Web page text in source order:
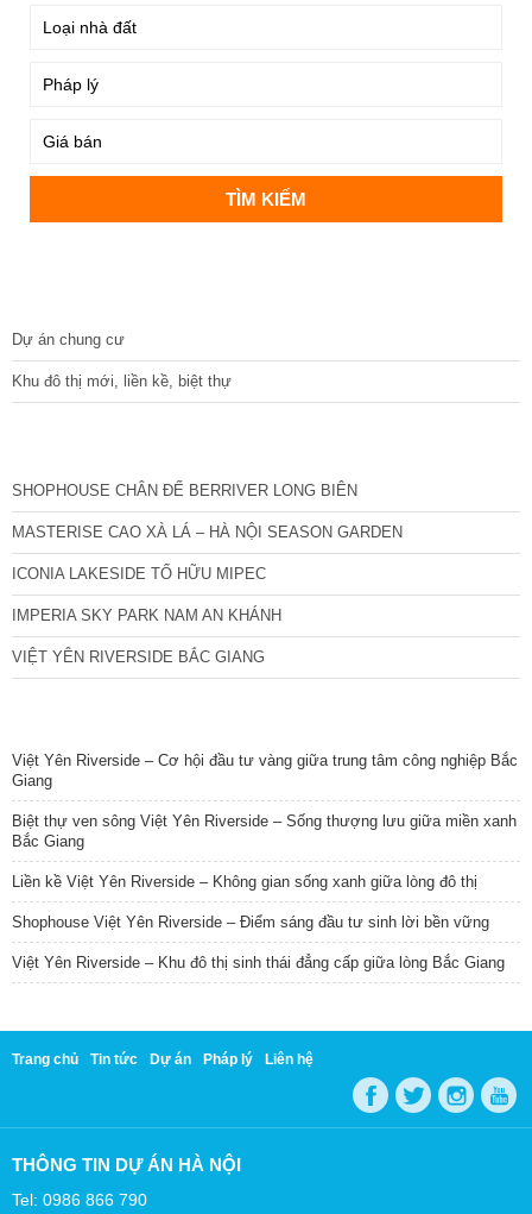
Dự án chung cư
Khu đô thị mới, liền kề, biệt thự
SHOPHOUSE CHÂN ĐẾ BERRIVER LONG BIÊN
MASTERISE CAO XÀ LÁ – HÀ NỘI SEASON GARDEN
ICONIA LAKESIDE TỐ HỮU MIPEC
IMPERIA SKY PARK NAM AN KHÁNH
VIỆT YÊN RIVERSIDE BẮC GIANG
Việt Yên Riverside – Cơ hội đầu tư vàng giữa trung tâm công nghiệp Bắc
Giang
Biệt thự ven sông Việt Yên Riverside – Sống thượng lưu giữa miền xanh
Bắc Giang
Liền kề Việt Yên Riverside – Không gian sống xanh giữa lòng đô thị
Shophouse Việt Yên Riverside – Điểm sáng đầu tư sinh lời bền vững
Việt Yên Riverside – Khu đô thị sinh thái đẳng cấp giữa lòng Bắc Giang
Trang chủ Tin tức Dự án Pháp lý Liên hệ
THÔNG TIN DỰ ÁN HÀ NỘI
Tel: 0986 866 790